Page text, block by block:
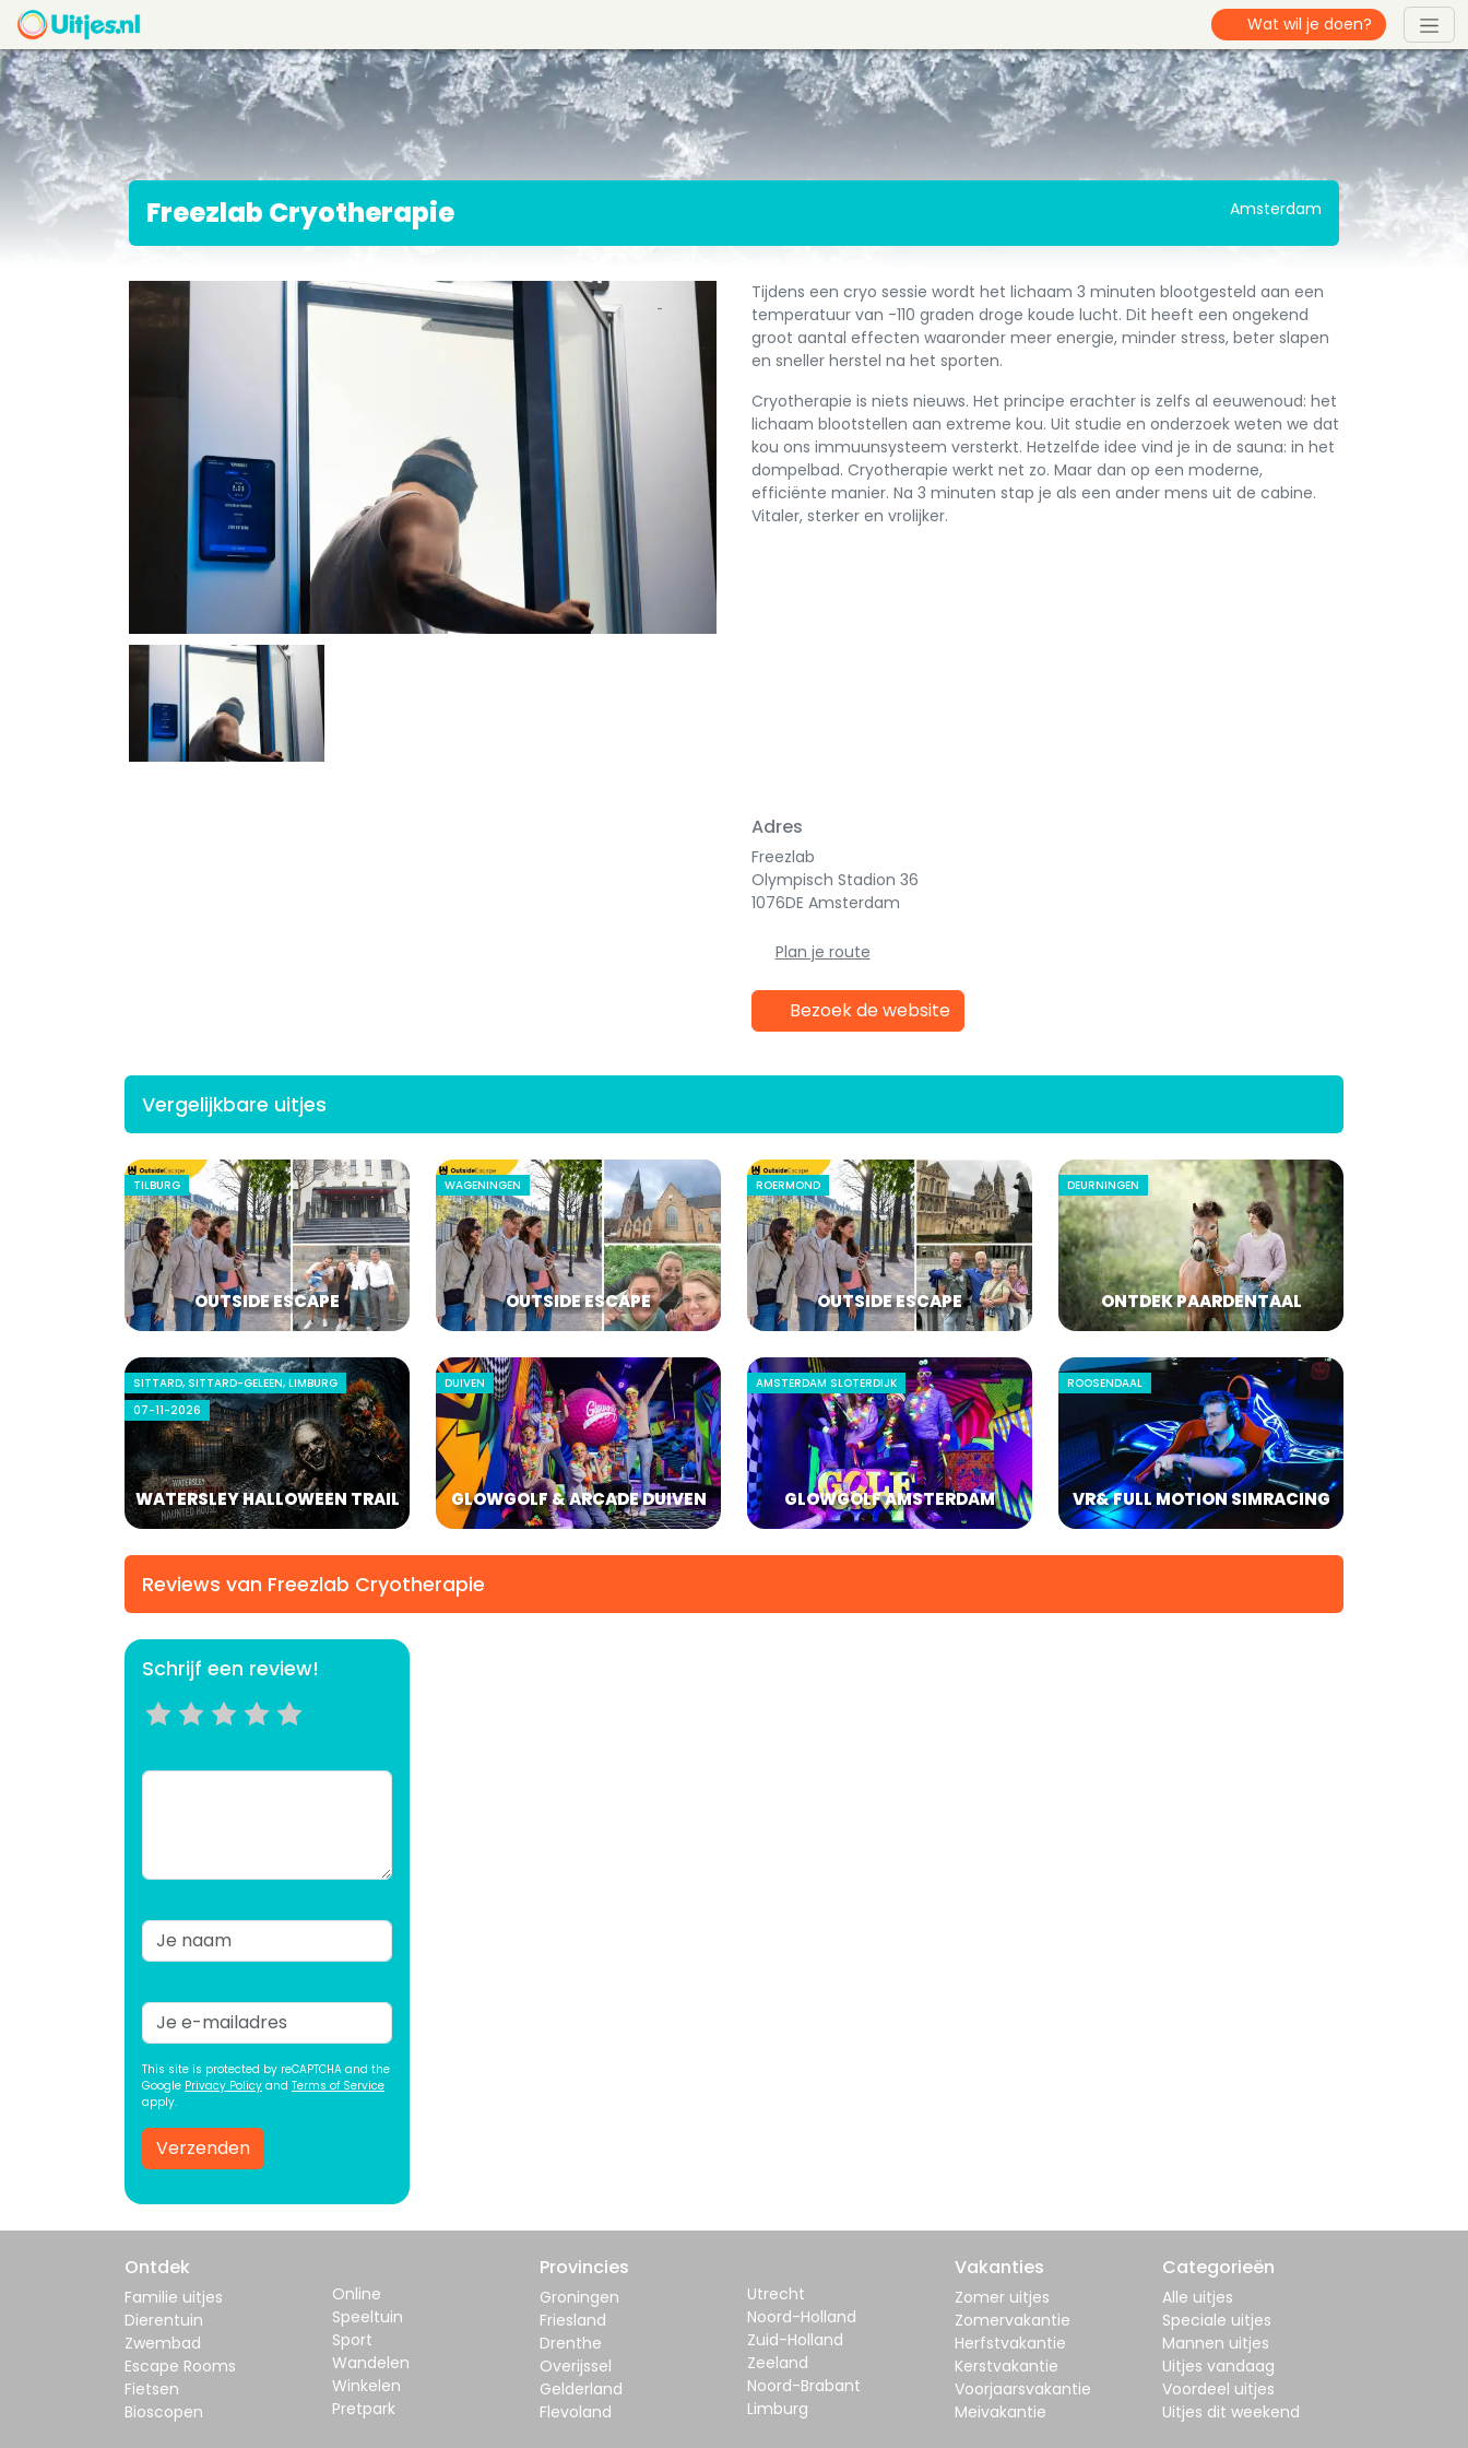
Freezlab Cryotherapie Amsterdam
Tijdens een cryo sessie wordt het lichaam 3 minuten blootgesteld aan een
temperatuur van -110 graden droge koude lucht. Dit heeft een ongekend
groot aantal effecten waaronder meer energie, minder stress, beter slapen
en sneller herstel na het sporten.
Cryotherapie is niets nieuws. Het principe erachter is zelfs al eeuwenoud: het
lichaam blootstellen aan extreme kou. Uit studie en onderzoek weten we dat
kou ons immuunsysteem versterkt. Hetzelfde idee vind je in de sauna: in het
dompelbad. Cryotherapie werkt net zo. Maar dan op een moderne,
efficiënte manier. Na 3 minuten stap je als een ander mens uit de cabine.
Vitaler, sterker en vrolijker.
Adres
Freezlab
Olympisch Stadion 36
1076DE Amsterdam
Plan je route
Bezoek de website
Vergelijkbare uitjes
TILBURG
OUTSIDE ESCAPE
WAGENINGEN
OUTSIDE ESCAPE
ROERMOND
OUTSIDE ESCAPE
DEURNINGEN
ONTDEK PAARDENTAAL
SITTARD, SITTARD-GELEEN, LIMBURG
07-11-2026
WATERSLEY HALLOWEEN TRAIL
DUIVEN
GLOWGOLF & ARCADE DUIVEN
AMSTERDAM SLOTERDIJK
GLOWGOLF AMSTERDAM
ROOSENDAAL
VR& FULL MOTION SIMRACING
Reviews van Freezlab Cryotherapie
Schrijf een review!
This site is protected by reCAPTCHA and the
Google Privacy Policy and Terms of Service
apply.
Verzenden
Ontdek
Familie uitjes
Dierentuin
Zwembad
Escape Rooms
Fietsen
Bioscopen
Online
Speeltuin
Sport
Wandelen
Winkelen
Pretpark
Provincies
Groningen
Friesland
Drenthe
Overijssel
Gelderland
Flevoland
Utrecht
Noord-Holland
Zuid-Holland
Zeeland
Noord-Brabant
Limburg
Vakanties
Zomer uitjes
Zomervakantie
Herfstvakantie
Kerstvakantie
Voorjaarsvakantie
Meivakantie
Categorieën
Alle uitjes
Speciale uitjes
Mannen uitjes
Uitjes vandaag
Voordeel uitjes
Uitjes dit weekend